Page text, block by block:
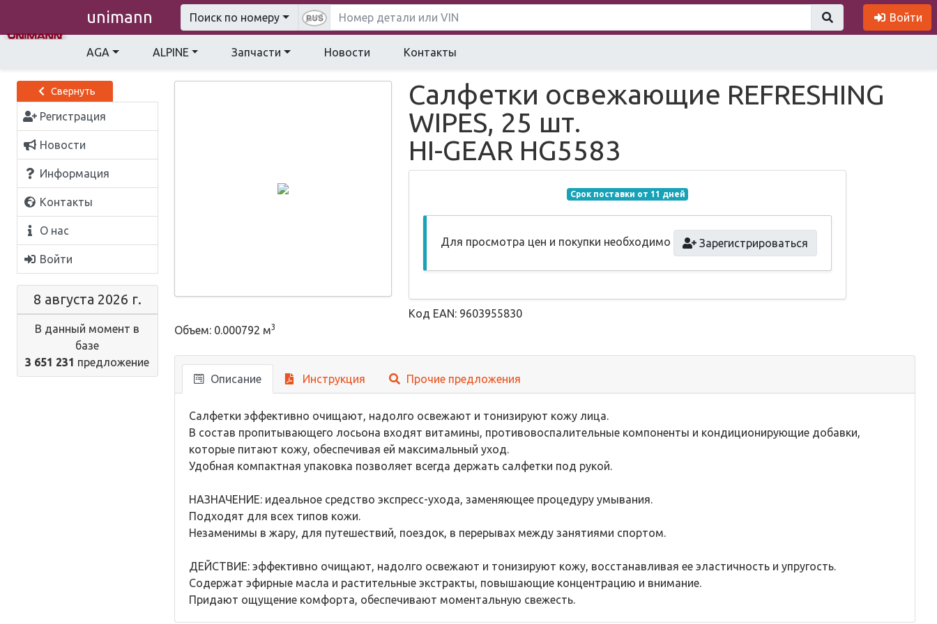
unimann Поиск по номеру Войти
AGA ALPINE Запчасти Новости Контакты
Свернуть
Регистрация
Новости
Информация
Контакты
О нас
Войти
8 августа 2026 г.
В данный момент в
базе
3 651 231 предложение
Салфетки освежающие REFRESHING
WIPES, 25 шт.
HI-GEAR HG5583
Срок поставки от 11 дней
Для просмотра цен и покупки необходимо Зарегистрироваться
Код EAN: 9603955830
Объем: 0.000792 м3
Описание Инструкция Прочие предложения
Салфетки эффективно очищают, надолго освежают и тонизируют кожу лица.
В состав пропитывающего лосьона входят витамины, противовоспалительные компоненты и кондиционирующие добавки,
которые питают кожу, обеспечивая ей максимальный уход.
Удобная компактная упаковка позволяет всегда держать салфетки под рукой.
НАЗНАЧЕНИЕ: идеальное средство экспресс-ухода, заменяющее процедуру умывания.
Подходят для всех типов кожи.
Незаменимы в жару, для путешествий, поездок, в перерывах между занятиями спортом.
ДЕЙСТВИЕ: эффективно очищают, надолго освежают и тонизируют кожу, восстанавливая ее эластичность и упругость.
Содержат эфирные масла и растительные экстракты, повышающие концентрацию и внимание.
Придают ощущение комфорта, обеспечивают моментальную свежесть.